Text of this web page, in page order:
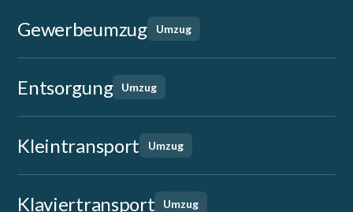
Gewerbeumzug Umzug
Entsorgung Umzug
Kleintransport Umzug
Klaviertransport Umzug